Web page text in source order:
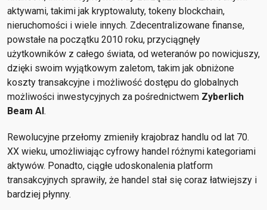
aktywami, takimi jak kryptowaluty, tokeny blockchain,
nieruchomości i wiele innych. Zdecentralizowane finanse,
powstałe na początku 2010 roku, przyciągnęły
użytkowników z całego świata, od weteranów po nowicjuszy,
dzięki swoim wyjątkowym zaletom, takim jak obniżone
koszty transakcyjne i możliwość dostępu do globalnych
możliwości inwestycyjnych za pośrednictwem Zyberlich
Beam AI.
Rewolucyjne przełomy zmieniły krajobraz handlu od lat 70.
XX wieku, umożliwiając cyfrowy handel różnymi kategoriami
aktywów. Ponadto, ciągłe udoskonalenia platform
transakcyjnych sprawiły, że handel stał się coraz łatwiejszy i
bardziej płynny.